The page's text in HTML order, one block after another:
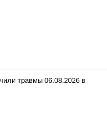
травмы 06.08.2026 в